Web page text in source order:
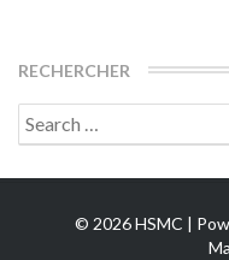
RECHERCHER
Search
for:
© 2026 HSMC |